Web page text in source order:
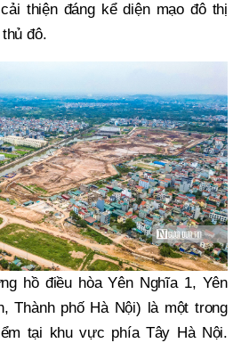
thiện đáng kể diện mạo đô thị
đô.
hồ điều hòa Yên Nghĩa 1, Yên
Thành phố Hà Nội) là một trong
tại khu vực phía Tây Hà Nội.